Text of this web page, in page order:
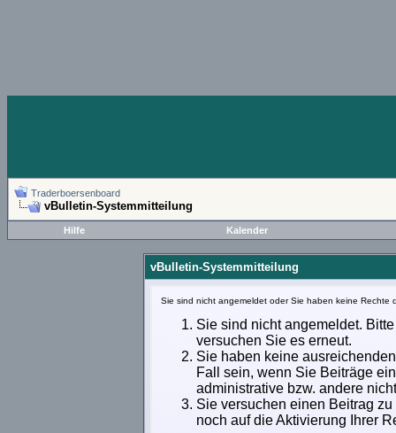
Traderboersenboard
vBulletin-Systemmitteilung
Hilfe Kalender
vBulletin-Systemmitteilung
Sie sind nicht angemeldet oder Sie haben keine
Sie sind nicht angemeldet.
versuchen Sie es erneut.
Sie haben keine
Fall sein, wenn Sie Beiträge
administrative bzw. andere
Sie versuchen einen Beitrag
noch auf die Aktivierung Ihrer